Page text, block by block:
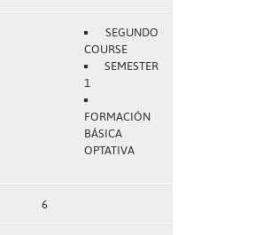
SEGUNDO
COURSE
SEMESTER
1
FORMACIÓN
BÁSICA
OPTATIVA
6